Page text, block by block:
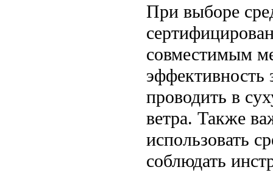
При выборе
совместимым
эффективность
проводить в
ветра. Также
использовать
соблюдать